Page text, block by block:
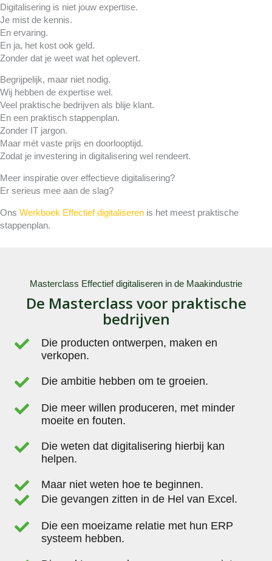
Digitalisering is niet jouw expertise.
Je mist de kennis.
En ervaring.
En ja, het kost ook geld.
Zonder dat je weet wat het oplevert.
Begrijpelijk, maar niet nodig.
Wij hebben de expertise wel.
Veel praktische bedrijven als blije klant.
En een praktisch stappenplan.
Zonder IT jargon.
Maar mét vaste prijs en doorlooptijd.
Zodat je investering in digitalisering wel rendeert.
Meer inspiratie over effectieve digitalisering?
Er serieus mee aan de slag?
Ons Werkboek Effectief digitaliseren is het meest praktische
stappenplan.
Masterclass Effectief digitaliseren in de Maakindustrie
De Masterclass voor praktische
bedrijven
Die producten ontwerpen, maken en
verkopen.
Die ambitie hebben om te groeien.
Die meer willen produceren, met minder
moeite en fouten.
Die weten dat digitalisering hierbij kan
helpen.
Maar niet weten hoe te beginnen.
Die gevangen zitten in de Hel van Excel.
Die een moeizame relatie met hun ERP
systeem hebben.